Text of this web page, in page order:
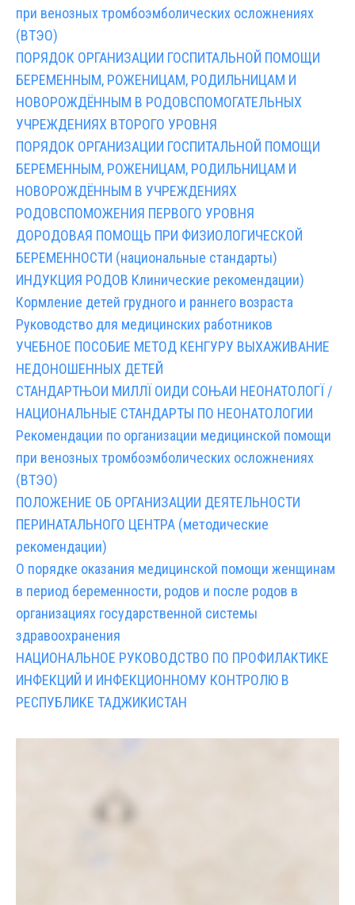
при венозных тромбоэмболических осложнениях
(ВТЭО)
ПОРЯДОК ОРГАНИЗАЦИИ ГОСПИТАЛЬНОЙ ПОМОЩИ
БЕРЕМЕННЫМ, РОЖЕНИЦАМ, РОДИЛЬНИЦАМ И
НОВОРОЖДЁННЫМ В РОДОВСПОМОГАТЕЛЬНЫХ
УЧРЕЖДЕНИЯХ ВТОРОГО УРОВНЯ
ПОРЯДОК ОРГАНИЗАЦИИ ГОСПИТАЛЬНОЙ ПОМОЩИ
БЕРЕМЕННЫМ, РОЖЕНИЦАМ, РОДИЛЬНИЦАМ И
НОВОРОЖДЁННЫМ В УЧРЕЖДЕНИЯХ
РОДОВСПОМОЖЕНИЯ ПЕРВОГО УРОВНЯ
ДОРОДОВАЯ ПОМОЩЬ ПРИ ФИЗИОЛОГИЧЕСКОЙ
БЕРЕМЕННОСТИ (национальные стандарты)
ИНДУКЦИЯ РОДОВ Клинические рекомендации)
Кормление детей грудного и раннего возраста
Руководство для медицинских работников
УЧЕБНОЕ ПОСОБИЕ МЕТОД КЕНГУРУ ВЫХАЖИВАНИЕ
НЕДОНОШЕННЫХ ДЕТЕЙ
СТАНДАРТЊОИ МИЛЛЇ ОИДИ СОЊАИ НЕОНАТОЛОГЇ /
НАЦИОНАЛЬНЫЕ СТАНДАРТЫ ПО НЕОНАТОЛОГИИ
Рекомендации по организации медицинской помощи
при венозных тромбоэмболических осложнениях
(ВТЭО)
ПОЛОЖЕНИЕ ОБ ОРГАНИЗАЦИИ ДЕЯТЕЛЬНОСТИ
ПЕРИНАТАЛЬНОГО ЦЕНТРА (методические
рекомендации)
О порядке оказания медицинской помощи женщинам
в период беременности, родов и после родов в
организациях государственной системы
здравоохранения
НАЦИОНАЛЬНОЕ РУКОВОДСТВО ПО ПРОФИЛАКТИКЕ
ИНФЕКЦИЙ И ИНФЕКЦИОННОМУ КОНТРОЛЮ В
РЕСПУБЛИКЕ ТАДЖИКИСТАН